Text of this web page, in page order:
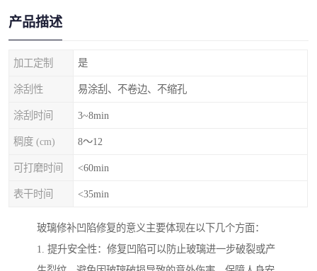
产品描述
加工定制 是
涂刮性 易涂刮、不卷边、不缩孔
涂刮时间 3~8min
稠度 (cm) 8～12
可打磨时间 <60min
表干时间 <35min
玻璃修补凹陷修复的意义主要体现在以下几个方面：
1. 提升安全性：修复凹陷可以防止玻璃进一步破裂或产